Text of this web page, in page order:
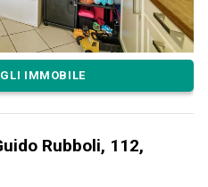
IMMOBILE
Rubboli, 112,